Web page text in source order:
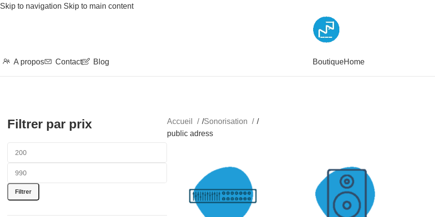
Skip to navigation Skip to main content
A propos Contact Blog BoutiqueHome
Filtrer par prix
Filtrer
Accueil /Sonorisation
/
public adress